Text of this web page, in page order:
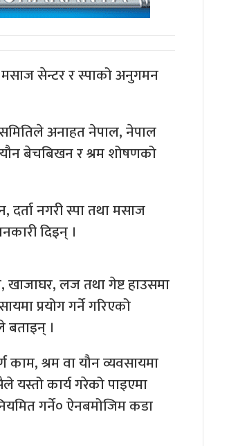
मसाज सेन्टर र स्पाको अनुगमन
अनाहत नेपाल, नेपाल
यौन बेचबिखन र श्रम शोषणको
नगरी स्पा तथा मसाज
दिइन् ।
खाजाघर, लज तथा गेष्ट हाउसमा
प्रयोग गर्ने गरिएको
बताइन् ।
काम, श्रम वा यौन व्यवसायमा
कार्य गरेको पाइएमा
गर्ने० ऐनबमोजिम कडा